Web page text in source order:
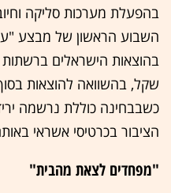
בהפעלת מערכות סליקה
שקל, בהשוואה להוצאות
הציבור בכרטיסי אשראי
"מפחדים לצאת מהבית"